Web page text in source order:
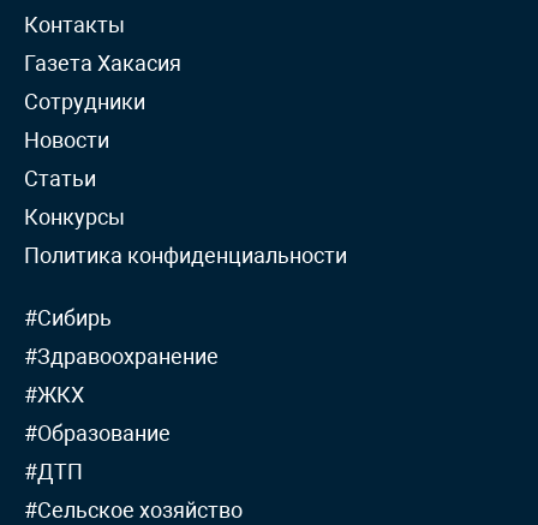
Контакты
Газета Хакасия
Сотрудники
Новости
Статьи
Конкурсы
Политика конфиденциальности
#Сибирь
#Здравоохранение
#ЖКХ
#Образование
#ДТП
#Сельское хозяйство